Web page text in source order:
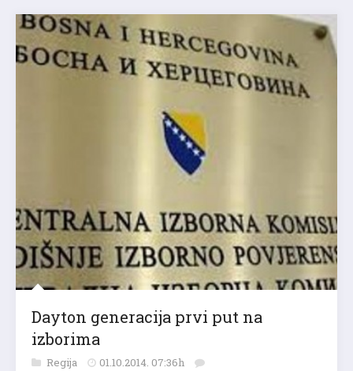
Dayton generacija prvi put na
izborima
Regija 01.10.2014. 07:36h